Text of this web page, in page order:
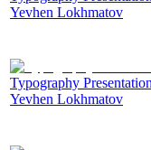
Yevhen Lokhmatov
Typography
Yevhen Lokhmatov